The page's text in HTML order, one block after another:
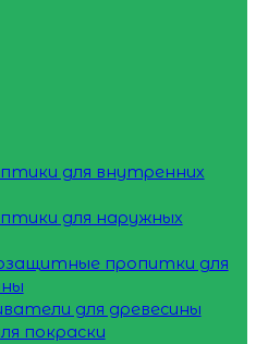
для внутренних
для наружных
пропитки для
для древесины
покраски